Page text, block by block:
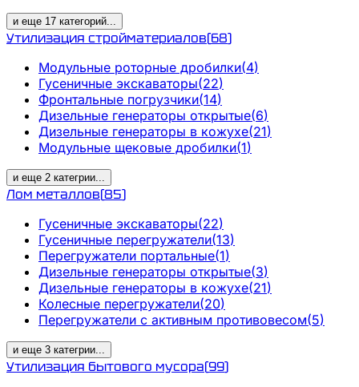
и еще 17 категорий...
Утилизация стройматериалов(68)
Модульные роторные дробилки(4)
Гусеничные экскаваторы(22)
Фронтальные погрузчики(14)
Дизельные генераторы открытые(6)
Дизельные генераторы в кожухе(21)
Модульные щековые дробилки(1)
и еще 2 категрии...
Лом металлов(85)
Гусеничные экскаваторы(22)
Гусеничные перегружатели(13)
Перегружатели портальные(1)
Дизельные генераторы открытые(3)
Дизельные генераторы в кожухе(21)
Колесные перегружатели(20)
Перегружатели с активным противовесом(5)
и еще 3 категрии...
Утилизация бытового мусора(99)